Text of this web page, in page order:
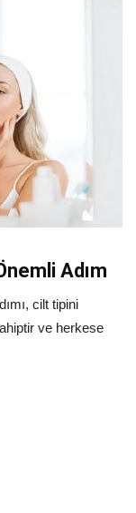
Adım
cilt tipini
ve herkese